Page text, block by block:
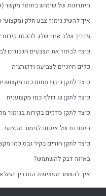
היתרונות של שימוש בחומר מקשר
איך להשיג גימור צבע חלק
מדריך שלב אחר שלב להכנת קירות
כיצד לבחור את הצבעים הנכונים
כלים חיוניים לצביעה ודקורציה
כיצד לתקן ניקוז סתום כמו
כיצד לתקן גג דולף כמו מקצוענית
כיצד לתקן סדקים בקירות בגימור
היסודות של איטום לגימור מקצועי
כיצד לתקן חורים בקיר גבס כמו
באיזה דבק להשתמש?
איך להשמר מפציעות המדריך המלא